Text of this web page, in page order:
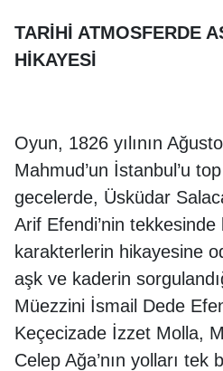
TARİHİ ATMOSFERDE
HİKAYESİ
Oyun, 1826 yılının
Mahmud’un İstanbul’u
gecelerde, Üsküdar
Arif Efendi’nin
karakterlerin hikayesine
aşk ve kaderin
Müezzini İsmail Dede
Keçecizade İzzet Molla,
Celep Ağa’nın yolları tek